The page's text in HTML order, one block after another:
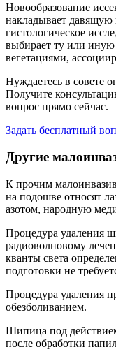
Новообразование
накладывает
гистологическое
выбирает ту или иную
вегетациями,
Нуждаетесь в совете
Получите
вопрос прямо сейчас.
Задать бесплатный
Другие
К прочим
на подошве относят
азотом, народную
Процедура удаления
радиоволновому
кванты света
подготовки не
Процедура удаления
обезболиванием.
Шипица под
после обработки